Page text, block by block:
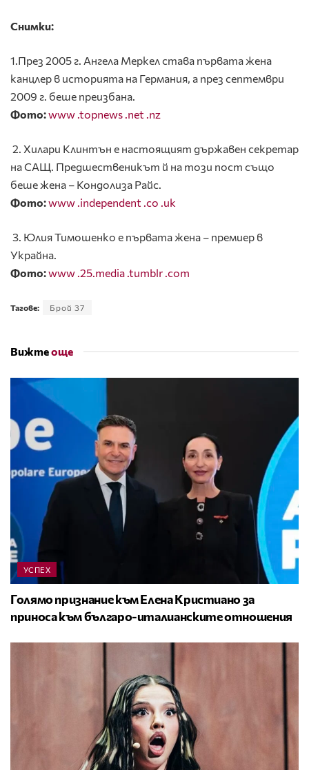
Снимки:
1.През 2005 г. Ангела Меркел става първата жена
канцлер в историята на Германия, а през септември
2009 г. беше преизбана.
Фото:www .topnews .net .nz
2. Хилари Клинтън е настоящият държавен секретар
на САЩ. Предшественикът й на този пост също
беше жена – Кондолиза Райс.
Фото:www .independent .co .uk
3. Юлия Тимошенко е първата жена – премиер в
Украйна.
Фото:www .25.media .tumblr .com
Тагове: Брой 37
Вижтеоще
УСПЕХ
Голямо признание към Елена Кристиано за
приноса към българо-италианските отношения